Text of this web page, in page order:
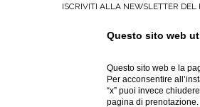
ISCRIVITI ALLA NEWSLETTER DEL
Questo sito web
Questo sito web e la
Per acconsentire
“x” puoi invece
pagina di